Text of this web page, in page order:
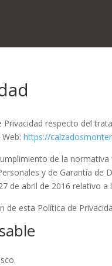
respecto del
Web:https://
de la
y de Garantía de
de abril de 2016 relativo
de esta Política de